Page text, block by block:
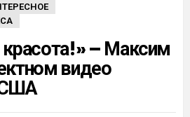
– Максим
видео
США